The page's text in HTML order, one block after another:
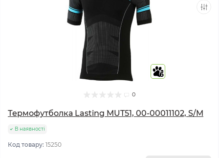
6
0
Термофутболка Lasting MUT51, 00-00011102, S/M
В наявності
Код товару: 15250